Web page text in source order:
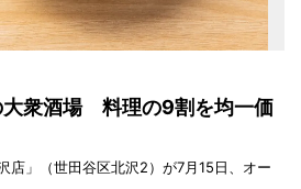
大衆酒場 料理の9割を均一価
店」（世田谷区北沢2）が7月15日、オー